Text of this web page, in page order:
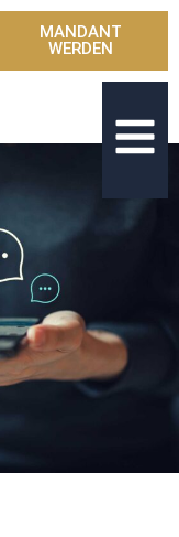
MANDANT
WERDEN